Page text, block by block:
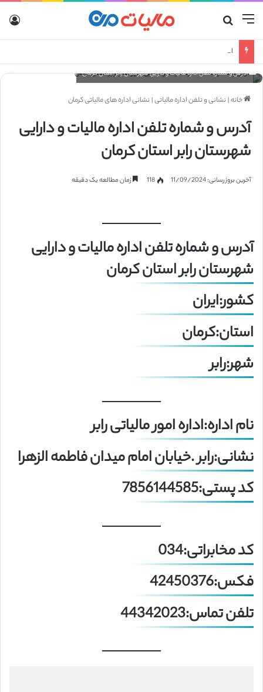
منو
انواع صورتحساب الکترونیکی
آدرس و شماره تلفن اداره مالیات و دارایی شهرستان رابر استان کرمان
خانه| نشانی و تلفن اداره مالیاتی| نشانی اداره های مالیاتی کرمان
آدرس و شماره تلفن اداره مالیات و دارایی
شهرستان رابر استان کرمان
آخرین بروزرسانی: 11/09/2024 118 زمان مطالعه یک دقیقه
آدرس و شماره تلفن اداره مالیات و دارایی
شهرستان رابر استان کرمان
کشور:ایران
استان:کرمان
شهر:رابر
نام اداره:اداره امور مالیاتی رابر
نشانی:رابر .خیابان امام میدان فاطمه الزهرا
کد پستی:7856144585
کد مخابراتی:034
فکس:42450376
تلفن تماس:44342023